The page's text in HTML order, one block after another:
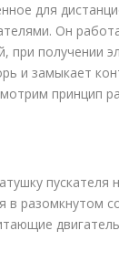
для
Он
при получении
и замыкает
принцип
пускателя
в разомкнутом